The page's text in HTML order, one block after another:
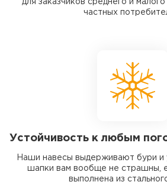
для заказчиков среднего и
частных
Устойчивость к любым
Наши навесы выдерживают бури и
шапки вам вообще не страшны,
выполнена из